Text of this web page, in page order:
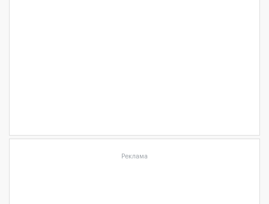
Реклама